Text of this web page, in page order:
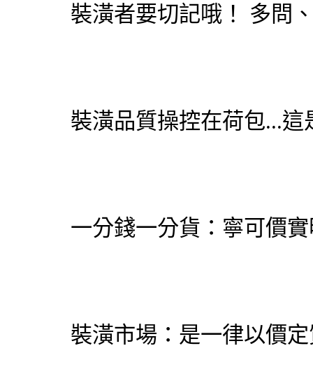
裝潢者要切記哦！ 多問
裝潢品質操控在荷包...這
一分錢一分貨：寧可價
裝潢市場：是一律以價